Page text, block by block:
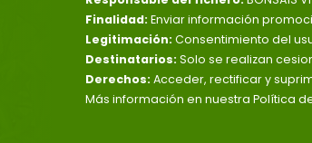
Finalidad: Enviar información
Legitimación: Consentimiento del
Destinatarios: Solo se realizan
Derechos: Acceder, rectificar y
Más información en nuestra Política